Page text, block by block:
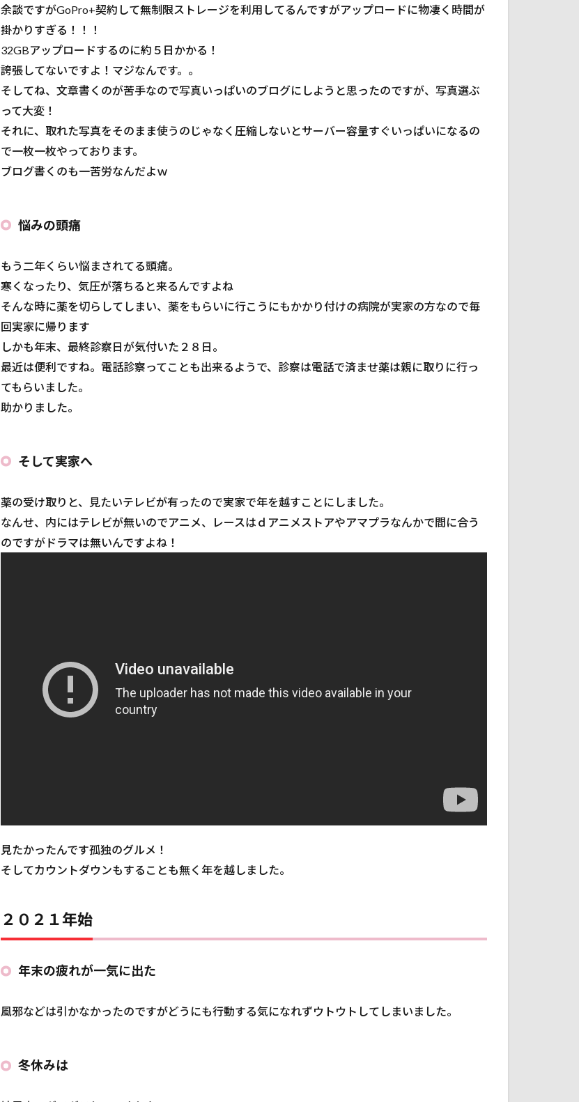
こそ
キャ
ンプ
する
3.2
ツー
リン
対し
て
3.3
3.4
ディ
ギア
につ
いて
余談ですがGoPro+契約して無制限ストレージを利用してるんですがアップロードに物凄く時間が
掛かりすぎる！！！
32GBアップロードするのに約５日かかる！
誇張してないですよ！マジなんです。。
そしてね、文章書くのが苦手なので写真いっぱいのブログにしようと思ったのですが、写真選ぶ
って大変！
それに、取れた写真をそのまま使うのじゃなく圧縮しないとサーバー容量すぐいっぱいになるの
で一枚一枚やっております。
ブログ書くのも一苦労なんだよｗ
悩みの頭痛
もう二年くらい悩まされてる頭痛。
寒くなったり、気圧が落ちると来るんですよね
そんな時に薬を切らしてしまい、薬をもらいに行こうにもかかり付けの病院が実家の方なので毎
回実家に帰ります
しかも年末、最終診察日が気付いた２８日。
最近は便利ですね。電話診察ってことも出来るようで、診察は電話で済ませ薬は親に取りに行っ
てもらいました。
助かりました。
そして実家へ
薬の受け取りと、見たいテレビが有ったので実家で年を越すことにしました。
なんせ、内にはテレビが無いのでアニメ、レースはｄアニメストアやアマプラなんかで間に合う
のですがドラマは無いんですよね！
見たかったんです孤独のグルメ！
そしてカウントダウンもすることも無く年を越しました。
２０２１年始
年末の疲れが一気に出た
風邪などは引かなかったのですがどうにも行動する気になれずウトウトしてしまいました。
冬休みは